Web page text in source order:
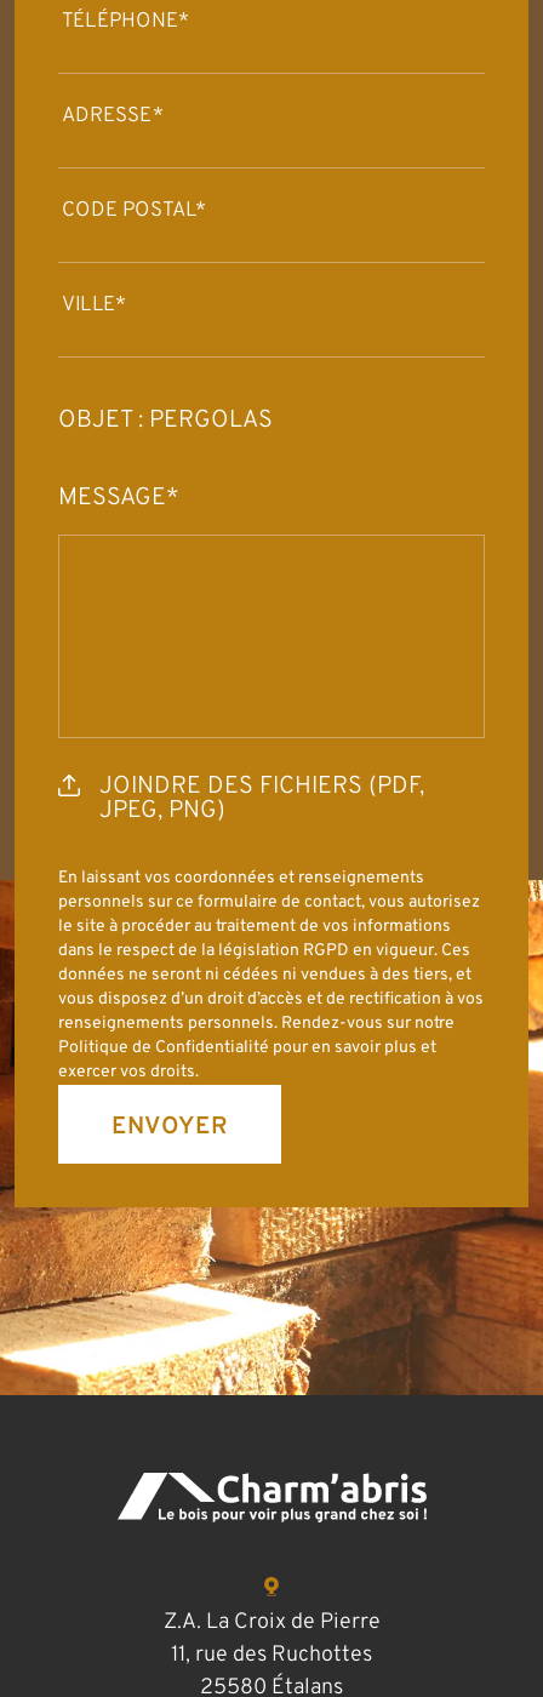
TÉLÉPHONE*
ADRESSE*
CODE POSTAL*
VILLE*
OBJET : PERGOLAS
MESSAGE*
JOINDRE DES FICHIERS (PDF,
JPEG, PNG)
En laissant vos coordonnées et renseignements
personnels sur ce formulaire de contact, vous autorisez
le site à procéder au traitement de vos informations
dans le respect de la législation RGPD en vigueur. Ces
données ne seront ni cédées ni vendues à des tiers, et
vous disposez d’un droit d’accès et de rectification à vos
renseignements personnels. Rendez-vous sur notre
Politique de Confidentialité pour en savoir plus et
exercer vos droits.
ENVOYER
Z.A. La Croix de Pierre
11, rue des Ruchottes
25580 Étalans